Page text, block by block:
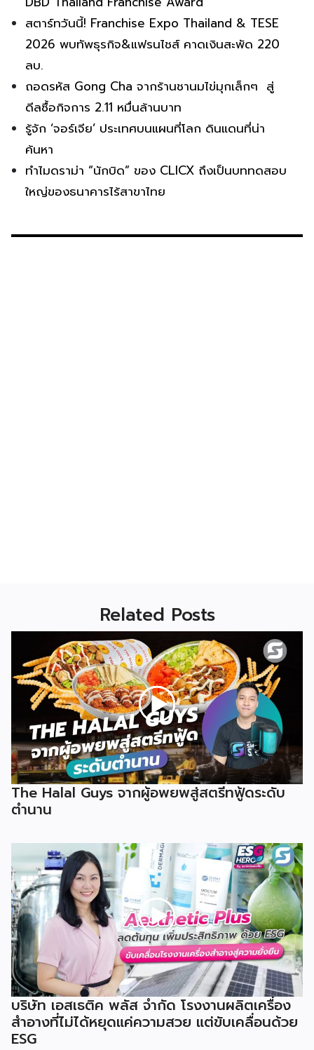
สตาร์ทวันนี้! Franchise Expo Thailand & TESE
2026 พบทัพธุรกิจ&แฟรนไชส์ คาดเงินสะพัด 220
ลบ.
ถอดรหัส Gong Cha จากร้านชานมไข่มุกเล็กๆ สู่
ดีลซื้อกิจการ 2.11 หมื่นล้านบาท
รู้จัก ‘จอร์เจีย’ ประเทศบนแผนที่โลก ดินแดนที่น่า
ค้นหา
ทำไมดราม่า “นักบิด” ของ CLICX ถึงเป็นบททดสอบ
ใหญ่ของธนาคารไร้สาขาไทย
Related Posts
The Halal Guys จากผู้อพยพสู่สตรีทฟู้ดระดับ
ตำนาน
บริษัท เอสเธติค พลัส จำกัด โรงงานผลิตเครื่อง
สำอางที่ไม่ได้หยุดแค่ความสวย แต่ขับเคลื่อนด้วย
ESG